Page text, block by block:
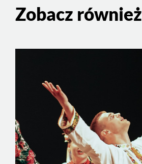
Zobacz również